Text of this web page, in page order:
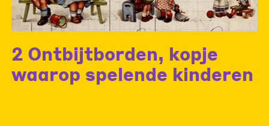
2 Ontbijtborden, kopje
waarop spelende kinderen